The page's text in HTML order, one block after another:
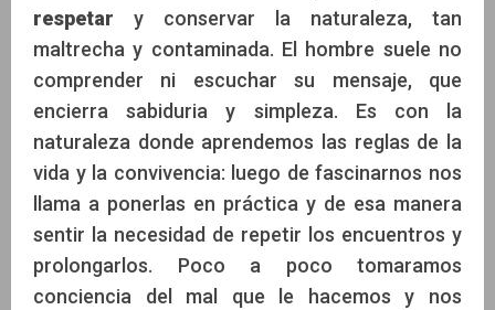
respetar y conservar la naturaleza, tan
maltrecha y contaminada. El hombre suele no
comprender ni escuchar su mensaje, que
encierra sabiduria y simpleza. Es con la
naturaleza donde aprendemos las reglas de la
vida y la convivencia: luego de fascinarnos nos
llama a ponerlas en práctica y de esa manera
sentir la necesidad de repetir los encuentros y
prolongarlos. Poco a poco tomaramos
conciencia del mal que le hacemos y nos